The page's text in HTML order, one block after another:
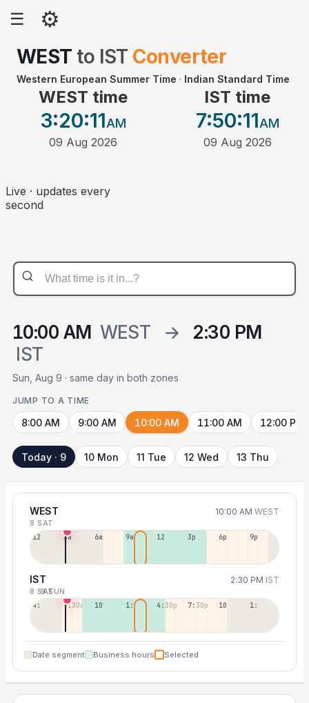
☰ ⚙
WEST to IST Converter
Western European Summer Time · Indian Standard Time
WEST time
3:20:11AM
09 Aug 2026
IST time
7:50:11AM
09 Aug 2026
Live · updates every
second
10:00 AM WEST →
2:30 PM
IST
Sun, Aug 9 · same day in both zones
JUMP TO A TIME
8:00 AM 9:00 AM 10:00 AM 11:00 AM 12:00 PM
Today · 9 10 Mon 11 Tue 12 Wed 13 Thu
WEST 10:00 AM WEST
8 SAT
12a 3a 6a 9a 12p 3p 6p 9p
IST 2:30 PM IST
8 SAT9 SUN
4:30a 7:30a 10:30a 1:30p 4:30p 7:30p 10:30p 1:30a
Date segment Business hours Selected